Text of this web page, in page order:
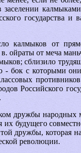
заселении
государства и
калмыков от
ойраты от меча
сблизило
- бок с которыми
Российского
дружбы
будущего
дружбы, которая
революции.